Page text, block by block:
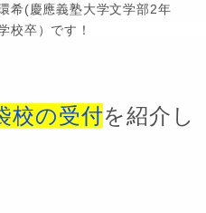
希(慶應義塾大学文学部2年
校卒）です！
校の受付を紹介し